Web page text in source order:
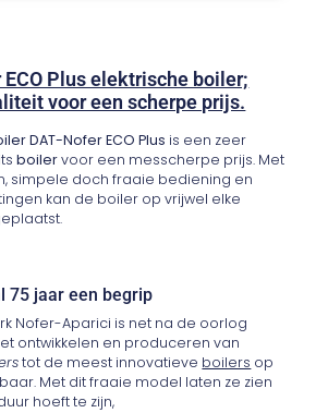
ECO Plus elektrische boiler;
voor een scherpe prijs.
DAT-Nofer ECO Plus is een zeer
boilervoor een messcherpe prijs. Met
simpele doch fraaie bediening en
kan de boiler op vrijwel elke
75 jaar een begrip
Nofer-Aparici is net na de oorlog
ontwikkelen en produceren van
tot de meest innovatieve boilers op
Met dit fraaie model laten ze zien
hoeft te zijn,